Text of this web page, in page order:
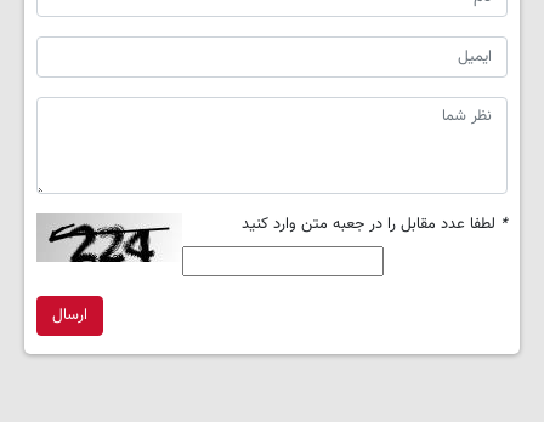
* لطفا عدد مقابل را در جعبه متن وارد کنید
ارسال